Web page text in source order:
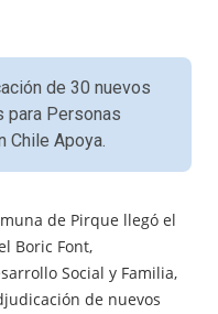
de 30 nuevos
para Personas
Chile Apoya.
de Pirque llegó el
Boric Font,
Social y Familia,
de nuevos